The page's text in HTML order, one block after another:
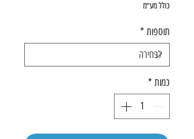
כולל מע״מ
תוספות *
כמות *